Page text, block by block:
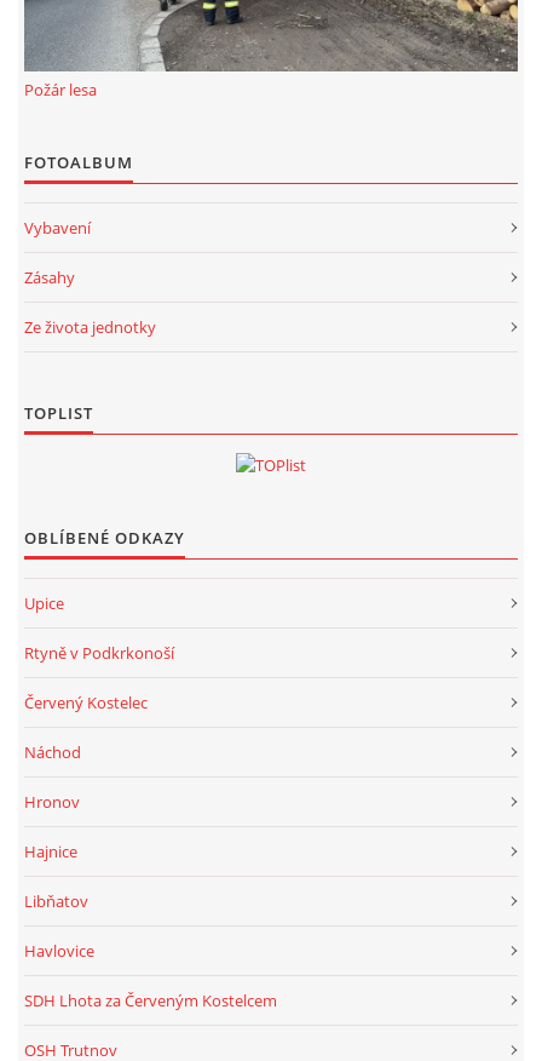
Požár lesa
FOTOALBUM
Vybavení
Zásahy
Ze života jednotky
TOPLIST
OBLÍBENÉ ODKAZY
Upice
Rtyně v Podkrkonoší
Červený Kostelec
Náchod
Hronov
Hajnice
Libňatov
Havlovice
SDH Lhota za Červeným Kostelcem
OSH Trutnov